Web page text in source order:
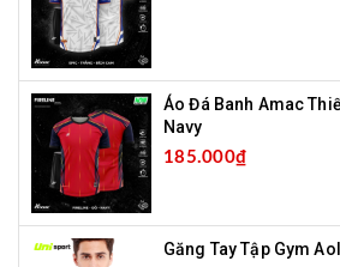
Áo Đá Banh Amac
Navy
185.000₫
Găng Tay Tập Gym